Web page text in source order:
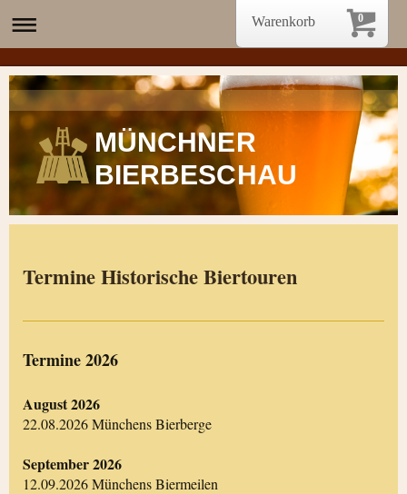
MÜNCHNER
BIERBESCHAU
Termine Historische Biertouren
Termine 2026
August 2026
22.08.2026 Münchens Bierberge
September 2026
12.09.2026 Münchens Biermeilen
0
Warenkorb